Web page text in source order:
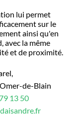
lui permet
sur le
ainsi qu'en
avec la même
et de proximité.
de-Blain
13 50